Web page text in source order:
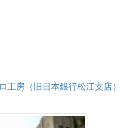
工房（旧日本銀行松江支店）